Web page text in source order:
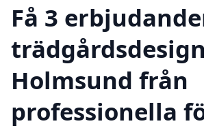
Få 3
Holmsund från
professionella